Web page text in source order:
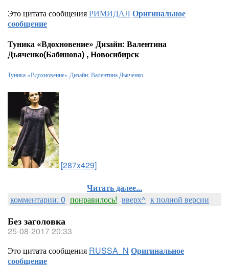
Это цитата сообщенияРИМИДАЛОригинальное
сообщение
Туника «Вдохновение» Дизайн: Валентина
Дьяченко(Бабинова) , Новосибирск
Туника «Вдохновение» Дизайн: Валентина Дьяченко.
[287x429]
Читать далее...
комментарии: 0 понравилось! вверх^ к полной версии
Без заголовка
25-08-2017 20:33
Это цитата сообщения RUSSA_N Оригинальное
сообщение